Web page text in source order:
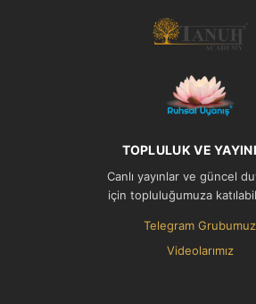
TOPLULUK VE
Canlı yayınlar ve güncel
için topluluğumuza
Telegram Grubumuz
Videolarımız